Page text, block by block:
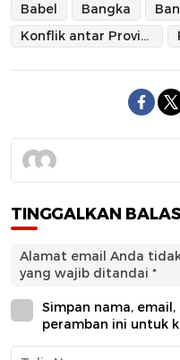
Babel Bangka
Konflik antar Provinsi
TINGGALKAN
Alamat email Anda
yang wajib ditandai *
Simpan nama,
peramban ini untuk